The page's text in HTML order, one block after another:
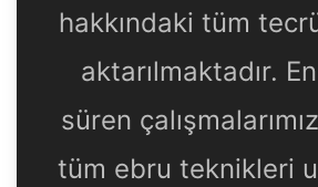
hakkındaki tüm
aktarılmaktadır.
süren
tüm ebru teknikleri